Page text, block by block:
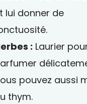
lui donner de
: Laurier
pouvez aussi
thym.